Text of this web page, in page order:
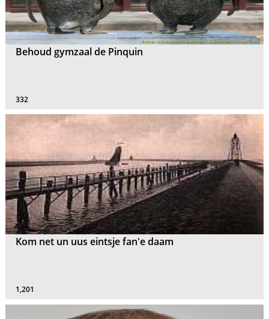
Behoud gymzaal de Pinquin
332
Kom net un uus eintsje fan'e daam
1,201